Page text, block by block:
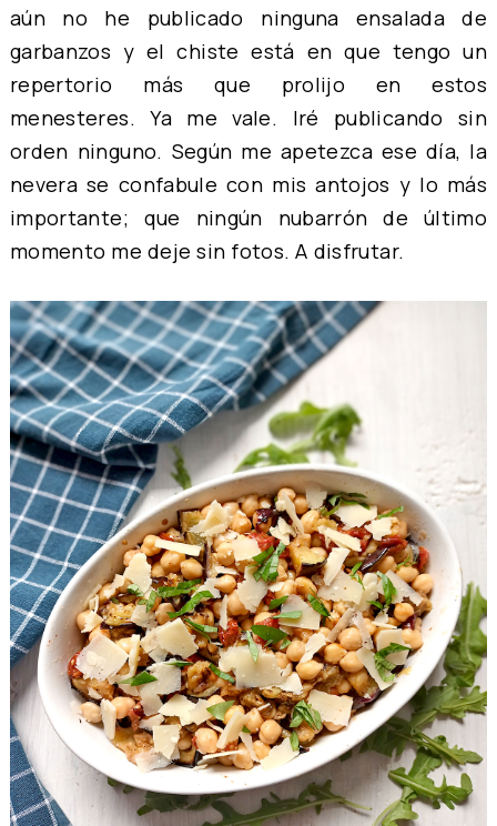
aún no he publicado ninguna ensalada de
garbanzos y el chiste está en que tengo un
repertorio más que prolijo en estos
menesteres. Ya me vale. Iré publicando sin
orden ninguno. Según me apetezca ese día, la
nevera se confabule con mis antojos y lo más
importante; que ningún nubarrón de último
momento me deje sin fotos. A disfrutar.